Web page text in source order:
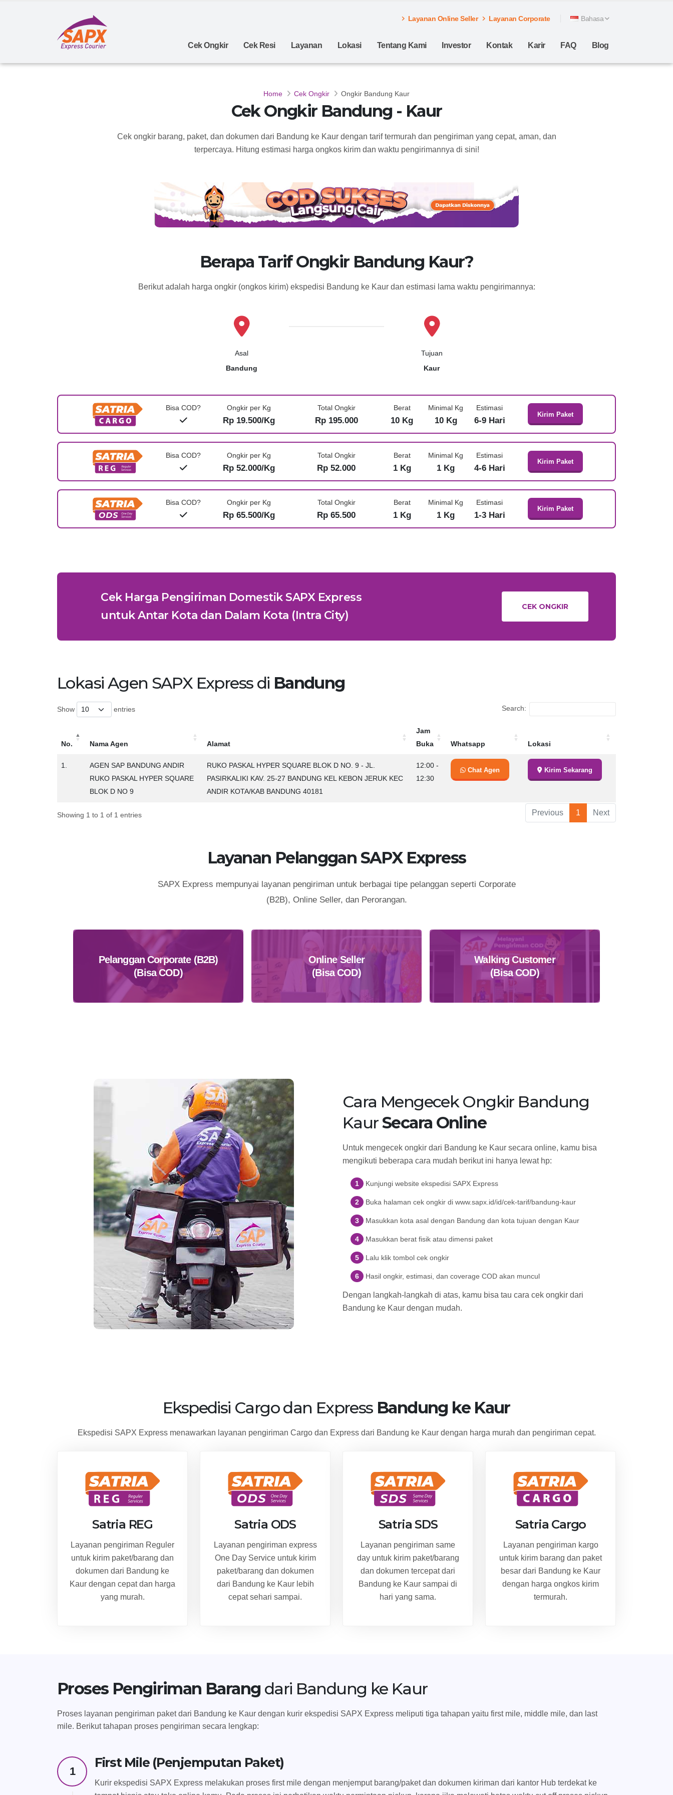
Layanan Online Seller Layanan Corporate Bahasa
Cek Ongkir Cek Resi Layanan Lokasi Tentang Kami Investor Kontak Karir FAQ Blog
Home Cek Ongkir Ongkir Bandung Kaur
Cek Ongkir Bandung - Kaur
Cek ongkir barang, paket, dan dokumen dari Bandung ke Kaur dengan tarif termurah dan pengiriman yang cepat, aman, dan
terpercaya. Hitung estimasi harga ongkos kirim dan waktu pengirimannya di sini!
Berapa Tarif Ongkir Bandung Kaur?
Berikut adalah harga ongkir (ongkos kirim) ekspedisi Bandung ke Kaur dan estimasi lama waktu pengirimannya:
Asal
Bandung
Tujuan
Kaur
Bisa COD? Ongkir per Kg
Rp 19.500/Kg
Total Ongkir
Rp 195.000
Berat
10 Kg
Minimal Kg
10 Kg
Estimasi
6-9 Hari
Kirim Paket
Bisa COD? Ongkir per Kg
Rp 52.000/Kg
Total Ongkir
Rp 52.000
Berat
1 Kg
Minimal Kg
1 Kg
Estimasi
4-6 Hari
Kirim Paket
Bisa COD? Ongkir per Kg
Rp 65.500/Kg
Total Ongkir
Rp 65.500
Berat
1 Kg
Minimal Kg
1 Kg
Estimasi
1-3 Hari
Kirim Paket
Cek Harga Pengiriman Domestik SAPX Express
untuk Antar Kota dan Dalam Kota (Intra City)
CEK ONGKIR
Lokasi Agen SAPX Express di Bandung
Show entries Search:
No. Nama Agen Alamat
Jam
Buka
Whatsapp Lokasi
No. Nama Agen Alamat
Jam
Buka
Whatsapp Lokasi
1.
AGEN SAP BANDUNG ANDIR
RUKO PASKAL HYPER SQUARE
BLOK D NO 9
RUKO PASKAL HYPER SQUARE BLOK D NO. 9 - JL.
PASIRKALIKI KAV. 25-27 BANDUNG KEL KEBON JERUK KEC
ANDIR KOTA/KAB BANDUNG 40181
12:00 -
12:30
Chat Agen Kirim Sekarang
Showing 1 to 1 of 1 entries Previous 1 Next
Layanan Pelanggan SAPX Express
SAPX Express mempunyai layanan pengiriman untuk berbagai tipe pelanggan seperti Corporate
(B2B), Online Seller, dan Perorangan.
Pelanggan Corporate (B2B)
(Bisa COD)
Online Seller
(Bisa COD)
Walking Customer
(Bisa COD)
Cara Mengecek Ongkir Bandung
KaurSecara Online
Untuk mengecek ongkir dari Bandung ke Kaur secara online, kamu bisa
mengikuti beberapa cara mudah berikut ini hanya lewat hp:
Kunjungi website ekspedisi SAPX Express
Buka halaman cek ongkir di www.sapx.id/id/cek-tarif/bandung-kaur
Masukkan kota asal dengan Bandung dan kota tujuan dengan Kaur
Masukkan berat fisik atau dimensi paket
Lalu klik tombol cek ongkir
Hasil ongkir, estimasi, dan coverage COD akan muncul
Dengan langkah-langkah di atas, kamu bisa tau cara cek ongkir dari
Bandung ke Kaur dengan mudah.
Ekspedisi Cargo dan Express Bandung ke Kaur
Ekspedisi SAPX Express menawarkan layanan pengiriman Cargo dan Express dari Bandung ke Kaur dengan harga murah dan pengiriman cepat.
Satria REG
Layanan pengiriman Reguler
untuk kirim paket/barang dan
dokumen dari Bandung ke
Kaur dengan cepat dan harga
yang murah.
Satria ODS
Layanan pengiriman express
One Day Service untuk kirim
paket/barang dan dokumen
dari Bandung ke Kaur lebih
cepat sehari sampai.
Satria SDS
Layanan pengiriman same
day untuk kirim paket/barang
dan dokumen tercepat dari
Bandung ke Kaur sampai di
hari yang sama.
Satria Cargo
Layanan pengiriman kargo
untuk kirim barang dan paket
besar dari Bandung ke Kaur
dengan harga ongkos kirim
termurah.
Proses Pengiriman Barang dari Bandung ke Kaur
Proses layanan pengiriman paket dari Bandung ke Kaur dengan kurir ekspedisi SAPX Express meliputi tiga tahapan yaitu first mile, middle mile, dan last
mile. Berikut tahapan proses pengiriman secara lengkap:
1
First Mile (Penjemputan Paket)
Kurir ekspedisi SAPX Express melakukan proses first mile dengan menjemput barang/paket dan dokumen kiriman dari kantor Hub terdekat ke